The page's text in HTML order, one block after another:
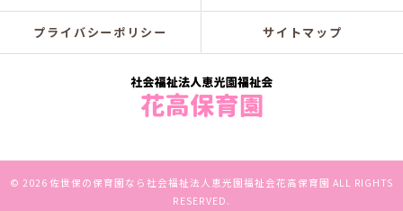
プライバシーポリシー サイトマップ
© 2026 佐世保の保育園なら社会福祉法人恵光園福祉会花高保育園 ALL RIGHTS
RESERVED.